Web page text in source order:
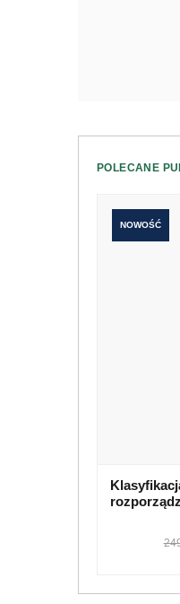
POLECANE
NOWOŚĆ